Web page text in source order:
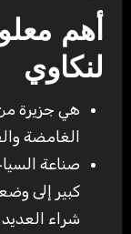
أهم
لنكاوي
هي جزيرة من
الغامضة
صناعة
كبير إلى
شراء